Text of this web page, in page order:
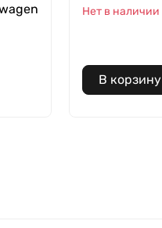
Нет в наличии
В корзину